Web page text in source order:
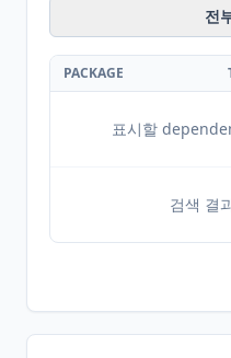
전
PACKAGE
표시할
검색 결